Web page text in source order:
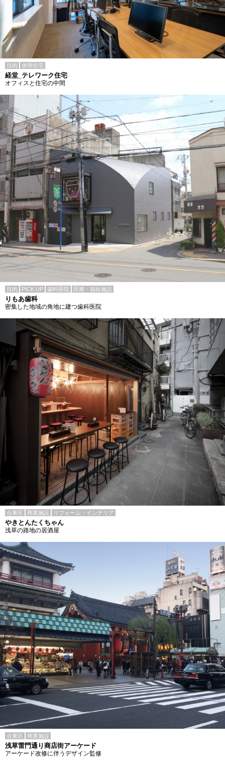
目的 併用住宅
経堂_テレワーク住宅
オフィスと住宅の中間
目的 PICK UP 歯科医院 医療・福祉施設
りもあ歯科
密集した地域の角地に建つ歯科医院
台東区 商業施設 リフォーム・インテリア
やきとんたくちゃん
浅草の路地の居酒屋
台東区 商業施設
浅草雷門通り商店街アーケード
アーケード改修に伴うデザイン監修